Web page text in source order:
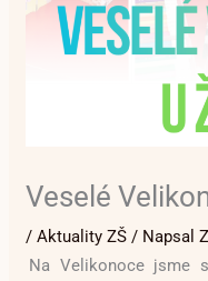
Veselé
/Aktuality ZŠ / Napsal
Na Velikonoce jsme